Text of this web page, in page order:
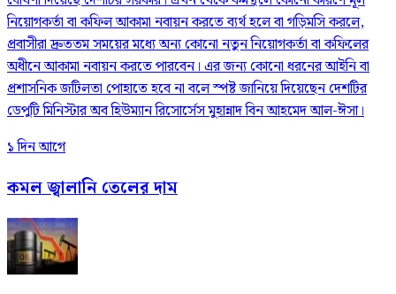
নিয়োগকর্তা বা কফিল আকামা নবায়ন করতে ব্যর্থ হলে বা গড়িমসি করলে,
প্রবাসীরা দ্রুততম সময়ের মধ্যে অন্য কোনো নতুন নিয়োগকর্তা বা কফিলের
অধীনে আকামা নবায়ন করতে পারবেন। এর জন্য কোনো ধরনের আইনি বা
প্রশাসনিক জটিলতা পোহাতে হবে না বলে স্পষ্ট জানিয়ে দিয়েছেন দেশটির
ডেপুটি মিনিস্টার অব হিউম্যান রিসোর্সেস মুহান্নাদ বিন আহমেদ আল-ঈসা।
১ দিন আগে
কমল জ্বালানি তেলের দাম